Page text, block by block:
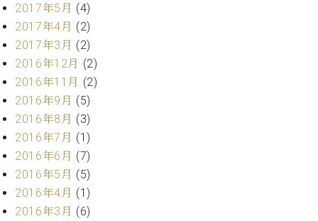
シ
ョ
ン
W.
ホ
フ
マ
ン
ヴ
ィ
ジ
ョ
ン
タ
ッ
フ
ご
挨
技
術
者
紹
介
展示
【ユ
2017年5月 (4)
2017年4月 (2)
2017年3月 (2)
2016年12月 (2)
2016年11月 (2)
2016年9月 (5)
2016年8月 (3)
2016年7月 (1)
2016年6月 (7)
2016年5月 (5)
2016年4月 (1)
2016年3月 (6)